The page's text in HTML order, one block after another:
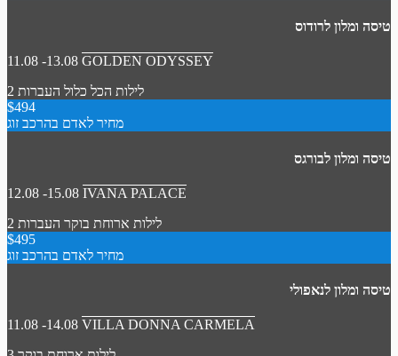
טיסה ומלון לרודוס
11.08 -13.08 GOLDEN ODYSSEY
2 לילות הכל כלול העברות
$494
מחיר לאדם בהרכב זוג
טיסה ומלון לבורגס
12.08 -15.08 IVANA PALACE
2 לילות ארוחת בוקר העברות
$495
מחיר לאדם בהרכב זוג
טיסה ומלון לנאפולי
11.08 -14.08 VILLA DONNA CARMELA